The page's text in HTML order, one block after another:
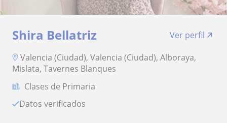
Shira Bellatriz
Ver perfil
Valencia (Ciudad), Valencia (Ciudad), Alboraya,
Mislata, Tavernes Blanques
Clases de Primaria
Datos verificados